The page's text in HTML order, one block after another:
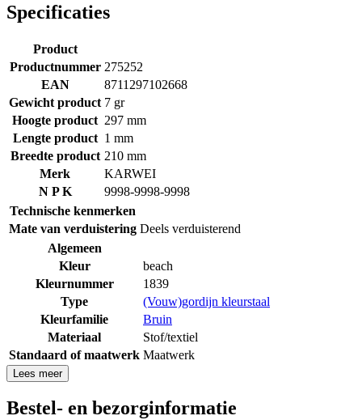
Specificaties
Product
Productnummer 275252
EAN
8711297102668
Gewicht product 7 gr
Hoogte product 297 mm
Lengte product 1 mm
Breedte product 210 mm
Merk
KARWEI
N P K
9998-9998-9998
Technische kenmerken
Mate van verduistering Deels verduisterend
Algemeen
Kleur
beach
Kleurnummer
1839
Type
(Vouw)gordijn kleurstaal
Kleurfamilie
Bruin
Materiaal
Stof/textiel
Standaard of maatwerk Maatwerk
Lees meer
Bestel- en bezorginformatie